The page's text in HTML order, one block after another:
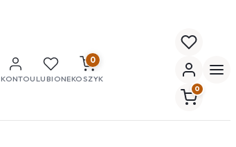
KONTOULUBIONE
0
KOSZYK
0